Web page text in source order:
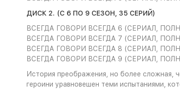
ДИСК 2. (С 6 ПО 9 СЕЗОН, 35 СЕРИЙ)
ВСЕГДА ГОВОРИ ВСЕГДА 6 (СЕРИАЛ,
ВСЕГДА ГОВОРИ ВСЕГДА 7 (СЕРИАЛ,
ВСЕГДА ГОВОРИ ВСЕГДА 8 (СЕРИАЛ,
ВСЕГДА ГОВОРИ ВСЕГДА 9 (СЕРИАЛ,
История преображения, но более сложная,
героини уравновешен теми испытаниями,